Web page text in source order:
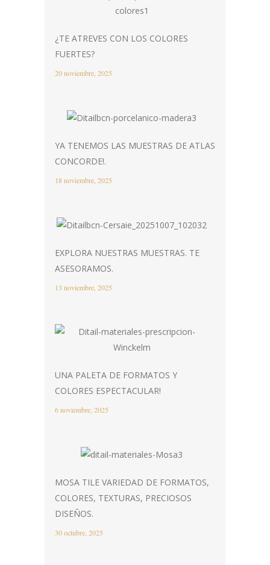
¿TE ATREVES CON LOS COLORES
FUERTES?
20 noviembre, 2025
YA TENEMOS LAS MUESTRAS DE ATLAS
CONCORDE!.
18 noviembre, 2025
EXPLORA NUESTRAS MUESTRAS. TE
ASESORAMOS.
13 noviembre, 2025
UNA PALETA DE FORMATOS Y
COLORES ESPECTACULAR!
6 noviembre, 2025
MOSA TILE VARIEDAD DE FORMATOS,
COLORES, TEXTURAS, PRECIOSOS
DISEÑOS.
30 octubre, 2025